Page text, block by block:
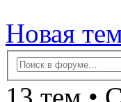
Новая